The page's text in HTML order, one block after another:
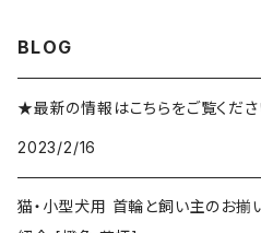
BLOG
★最新の情報はこちらをご覧くだ
2023/2/16
猫・小型犬用 首輪と飼い主のお揃